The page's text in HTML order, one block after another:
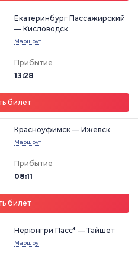
Екатеринбург Пассажирский
— Кисловодск
Маршрут
Прибытие
13:28
билет
Красноуфимск — Ижевск
Маршрут
Прибытие
08:11
билет
Нерюнгри Пасс* — Тайшет
Маршрут